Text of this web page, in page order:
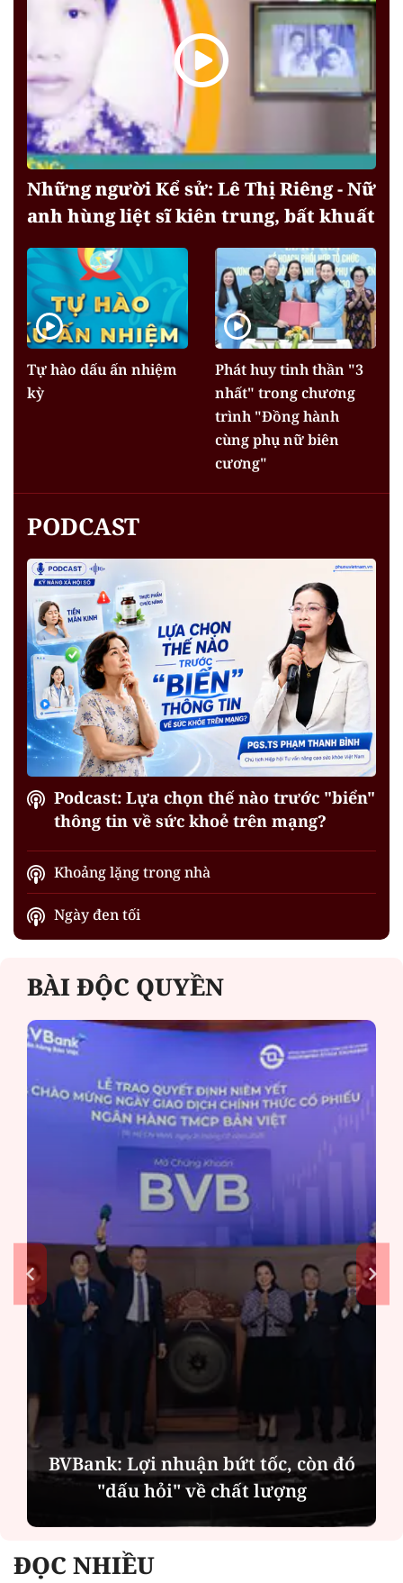
Những người Kể sử: Lê Thị Riêng - Nữ
anh hùng liệt sĩ kiên trung, bất khuất
Tự hào dấu ấn nhiệm
kỳ
Phát huy tinh thần "3
nhất" trong chương
trình "Đồng hành
cùng phụ nữ biên
cương"
PODCAST
Podcast: Lựa chọn thế nào trước "biển"
thông tin về sức khoẻ trên mạng?
Khoảng lặng trong nhà
Ngày đen tối
BÀI ĐỘC QUYỀN
BVBank: Lợi nhuận bứt tốc, còn đó
"dấu hỏi" về chất lượng
ĐỌC NHIỀU